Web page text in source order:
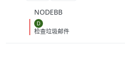
NODEBB
D
检查垃圾邮件